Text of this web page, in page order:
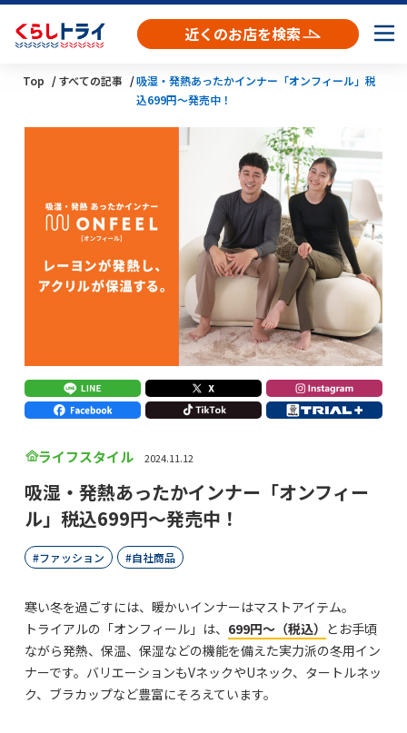
近くのお店を検索
Top すべての記事
吸湿・発熱あったかインナー「オンフィール」税
込699円～発売中！
ライフスタイル 2024.11.12
吸湿・発熱あったかインナー「オンフィー
ル」税込699円～発売中！
ファッション 自社商品
寒い冬を過ごすには、暖かいインナーはマストアイテム。
トライアルの「オンフィール」は、 699円～（税込） とお手頃
ながら発熱、保温、保湿などの機能を備えた実力派の冬用イン
ナーです。バリエーションもVネックやUネック、タートルネッ
ク、ブラカップなど豊富にそろえています。